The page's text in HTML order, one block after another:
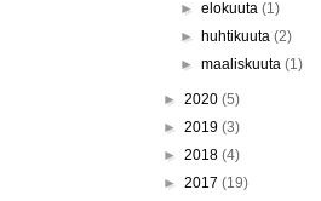
►elokuuta(1)
► huhtikuuta(2)
►maaliskuuta(1)
► 2020 (5)
► 2019 (3)
► 2018 (4)
► 2017 (19)